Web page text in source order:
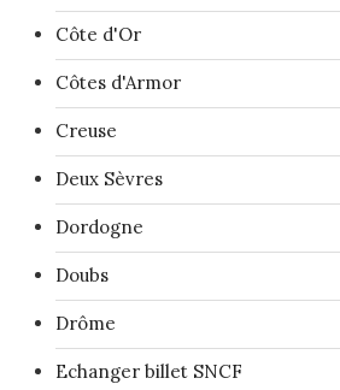
Côte d'Or
Côtes d'Armor
Creuse
Deux Sèvres
Dordogne
Doubs
Drôme
Echanger billet SNCF